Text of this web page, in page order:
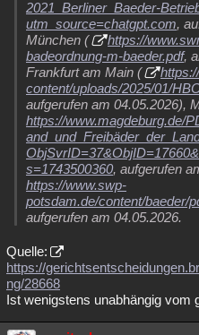
2021_Berliner_Baeder-
utm_source=chatgpt.com,
München (
https://
badeordnung-m-baeder.pdf,
Frankfurt am Main (
content/uploads/2025/01/
aufgerufen am 04.05.2026),
https://www.magdeburg.de/
s=1743500360, aufgerufen
https://www.swp-
potsdam.de/content/baeder/
aufgerufen am 04.05.2026.
Quelle:
https://
ng/28668
Ist wenigstens unabhängig vom